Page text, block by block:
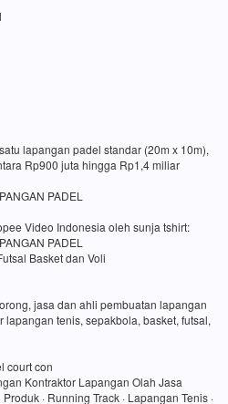
lapangan padel standar (20m x 10m),
Rp900 juta hingga Rp1,4 miliar
PADEL
Video Indonesia oleh sunja tshirt:
PADEL
Basket dan Voli
jasa dan ahli pembuatan lapangan
tenis, sepakbola, basket, futsal,
court con
Kontraktor Lapangan Olah Jasa
· Running Track · Lapangan Tenis ·